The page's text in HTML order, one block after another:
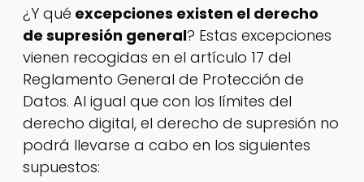
¿Y qué excepciones existen el derecho
de supresión general? Estas excepciones
vienen recogidas en el artículo 17 del
Reglamento General de Protección de
Datos. Al igual que con los límites del
derecho digital, el derecho de supresión no
podrá llevarse a cabo en los siguientes
supuestos: